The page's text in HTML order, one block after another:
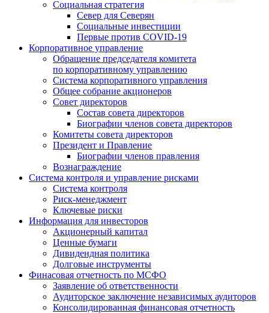
Социальная стратегия
Север для Северян
Социальные инвестиции
Первые против COVID‑19
Корпоративное управление
Обращение председателя комитета
по корпоративному управлению
Система корпоративного управления
Общее собрание акционеров
Совет директоров
Состав совета директоров
Биографии членов совета директоров
Комитеты совета директоров
Президент и Правление
Биографии членов правления
Вознаграждение
Система контроля и управление рисками
Система контроля
Риск-менеджмент
Ключевые риски
Информация для инвесторов
Акционерный капитал
Ценные бумаги
Дивидендная политика
Долговые инструменты
Финасовая отчетность по МСФО
Заявление об ответственности
Аудиторское заключение независимых аудиторов
Консолидированная финансовая отчетность